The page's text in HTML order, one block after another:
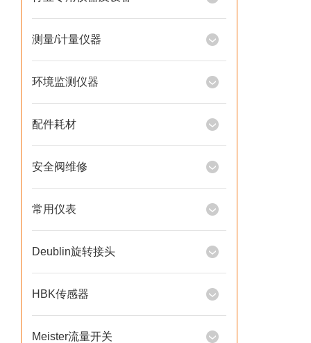
测量/计量仪器
环境监测仪器
配件耗材
安全阀维修
常用仪表
Deublin旋转接头
HBK传感器
Meister流量开关